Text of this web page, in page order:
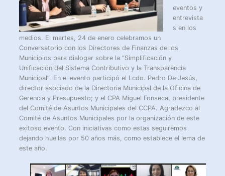
eventos y
entrevista
s en los
medios. El martes, 24 de enero celebramos un
Conversatorio con los Directores de Finanzas de los
Municipios para dialogar sobre la “Simplificación y
Unificación del Sistema Contributivo y la Transparencia
Municipal”. En el evento participó el Lcdo. Pedro De Jesús,
director asociado de la Directoria Municipal de la Oficina de
Gerencia y Presupuesto; y el CPA Miguel Fonseca, presidente
del Comité de Asuntos Municipales del CCPA. Agradezco al
Comité de Asuntos Municipales por la organización de este
exitoso evento. Con iniciativas como estas seguiremos
dejando huellas por 50 años más, como establece el lema de
este año.